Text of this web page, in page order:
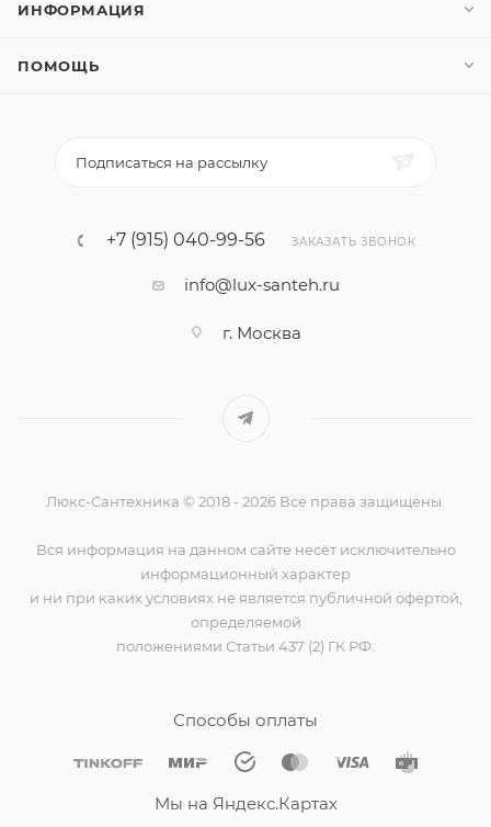
ИНФОРМАЦИЯ
ПОМОЩЬ
Подписаться на рассылку
+7 (915) 040-99-56 ЗАКАЗАТЬ ЗВОНОК
info@lux-santeh.ru
г. Москва
Люкс-Сантехника © 2018 - 2026 Все права защищены.
Вся информация на данном сайте несёт исключительно
информационный характер
и ни при каких условиях не является публичной офертой,
определяемой
положениями Статьи 437 (2) ГК РФ.
Способы оплаты
Мы на Яндекс.Картах